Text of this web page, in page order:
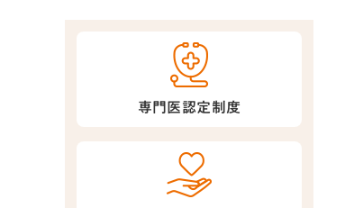
専門医認定制度